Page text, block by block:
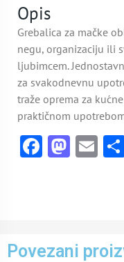
Opis
Grebalica za mačke
negu, organizaciju ili
ljubimcem.
za svakodnevnu
traže oprema za
praktičnom
Povezani